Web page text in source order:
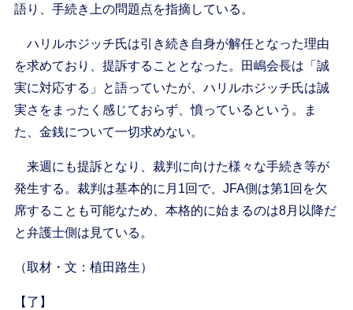
語り、手続き上の問題点を指摘している。
ハリルホジッチ氏は引き続き自身が解任となった理由
を求めており、提訴することとなった。田嶋会長は「誠
実に対応する」と語っていたが、ハリルホジッチ氏は誠
実さをまったく感じておらず、憤っているという。ま
た、金銭について一切求めない。
来週にも提訴となり、裁判に向けた様々な手続き等が
発生する。裁判は基本的に月1回で、JFA側は第1回を欠
席することも可能なため、本格的に始まるのは8月以降だ
と弁護士側は見ている。
（取材・文：植田路生）
【了】